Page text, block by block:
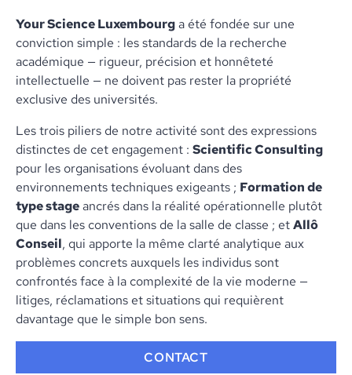
Your Science Luxembourga été fondée sur une
conviction simple : les standards de la recherche
académique — rigueur, précision et honnêteté
intellectuelle — ne doivent pas rester la propriété
exclusive des universités.
Les trois piliers de notre activité sont des expressions
distinctes de cet engagement : Scientific Consulting
pour les organisations évoluant dans des
environnements techniques exigeants ; Formation de
type stageancrés dans la réalité opérationnelle plutôt
que dans les conventions de la salle de classe ; etAllô
Conseil, qui apporte la même clarté analytique aux
problèmes concrets auxquels les individus sont
confrontés face à la complexité de la vie moderne —
litiges, réclamations et situations qui requièrent
davantage que le simple bon sens.
CONTACT